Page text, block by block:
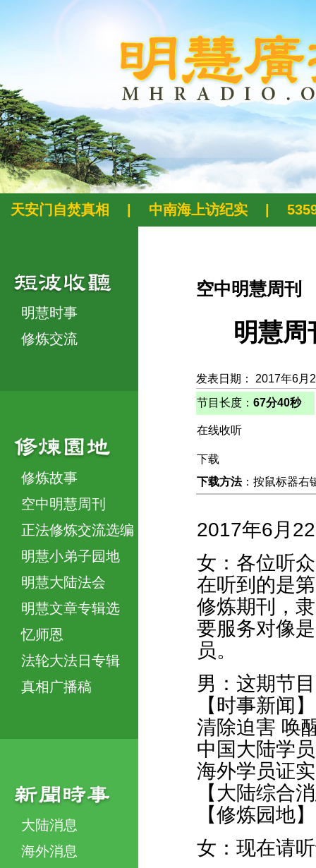
天安门自焚真相 中南海上访纪实
明慧时事
修炼交流
修炼故事
空中明慧周刊
正法修炼交流选编
明慧小弟子园地
明慧大陆法会
明慧文章专辑选
忆师恩
法轮大法日专辑
真相广播稿
大陆消息
海外消息
空中明慧周刊
明慧周
发表日期： 2017年6月
节目长度： 67分40秒
在线收听
下载
下载方法：按鼠标器右
2017年6月
女：各位听
在听到的是
修炼期刊，
要服务对像
员。
男：这期节
【时事新闻】
清除迫害 唤
中国大陆学
海外学员证
【大陆综合
【修炼园地】
女：现在请